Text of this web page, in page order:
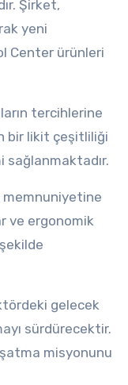
Şirket,
yeni
Center ürünleri
tercihlerine
bir likit çeşitliliği
sağlanmaktadır.
memnuniyetine
ve ergonomik
gelecek
sürdürecektir.
misyonunu